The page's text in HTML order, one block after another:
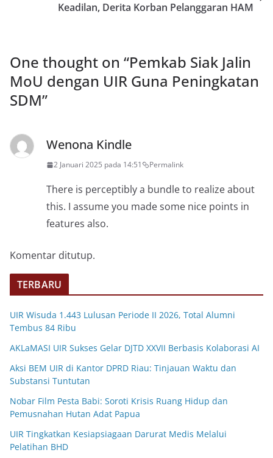
Keadilan, Derita Korban Pelanggaran HAM
One thought on “Pemkab Siak Jalin
MoU dengan UIR Guna Peningkatan
SDM”
Wenona Kindle
2 Januari 2025 pada 14:51 Permalink
There is perceptibly a bundle to realize about
this. I assume you made some nice points in
features also.
Komentar ditutup.
TERBARU
UIR Wisuda 1.443 Lulusan Periode II 2026, Total Alumni
Tembus 84 Ribu
AKLaMASI UIR Sukses Gelar DJTD XXVII Berbasis Kolaborasi AI
Aksi BEM UIR di Kantor DPRD Riau: Tinjauan Waktu dan
Substansi Tuntutan
Nobar Film Pesta Babi: Soroti Krisis Ruang Hidup dan
Pemusnahan Hutan Adat Papua
UIR Tingkatkan Kesiapsiagaan Darurat Medis Melalui
Pelatihan BHD